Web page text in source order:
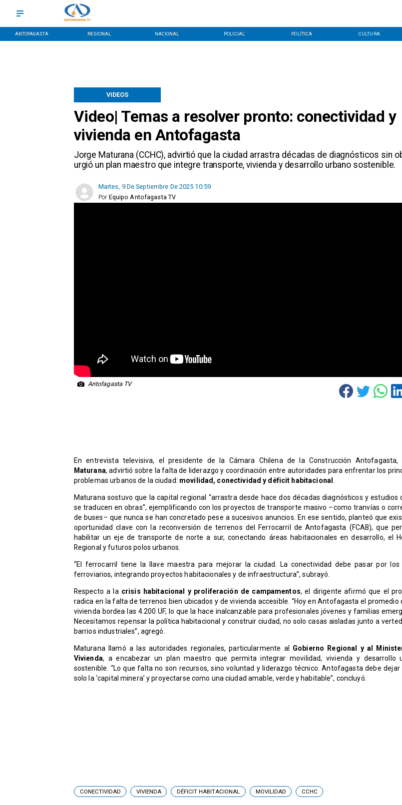
ANTOFAGASTA REGIONAL NACIONAL POLICIAL POLÍTICA CULTURA
Video| Temas a resolver pronto: conectividad y
vivienda en Antofagasta
​Jorge Maturana (CCHC), advirtió que la ciudad arrastra décadas de diagnósticos sin
urgió un plan maestro que integre transporte, vivienda y desarrollo urbano sostenible.
VIDEOS
Martes, 9 De Septiembre De 2025 10:59
Equipo Antofagasta TV
Por
Antofagasta TV
En entrevista televisiva, el presidente de la Cámara Chilena de la Construcción Antofagasta,
Maturana, advirtió sobre la falta de liderazgo y coordinación entre autoridades para enfrentar los
problemas urbanos de la ciudad: movilidad, conectividad y déficit habitacional.
Maturana sostuvo que la capital regional “arrastra desde hace dos décadas diagnósticos y estudios
se traducen en obras”, ejemplificando con los proyectos de transporte masivo –como tranvías o
de buses– que nunca se han concretado pese a sucesivos anuncios. En ese sentido, planteó que
oportunidad clave con la reconversión de terrenos del Ferrocarril de Antofagasta (FCAB), que
habilitar un eje de transporte de norte a sur, conectando áreas habitacionales en desarrollo, el
Regional y futuros polos urbanos.
“El ferrocarril tiene la llave maestra para mejorar la ciudad. La conectividad debe pasar por los
ferroviarios, integrando proyectos habitacionales y de infraestructura”, subrayó.
Respecto a la crisis habitacional y proliferación de campamentos, el dirigente afirmó que el
radica en la falta de terrenos bien ubicados y de vivienda accesible. “Hoy en Antofagasta el promedio
vivienda bordea las 4.200 UF, lo que la hace inalcanzable para profesionales jóvenes y familias
Necesitamos repensar la política habitacional y construir ciudad, no solo casas aisladas junto a
barrios industriales”, agregó.
Maturana llamó a las autoridades regionales, particularmente al Gobierno Regional y al
Vivienda, a encabezar un plan maestro que permita integrar movilidad, vivienda y desarrollo
sostenible. “Lo que falta no son recursos, sino voluntad y liderazgo técnico. Antofagasta debe dejar
solo la ‘capital minera’ y proyectarse como una ciudad amable, verde y habitable”, concluyó.
CONECTIVIDAD VIVIENDA DÉFICIT HABITACIONAL MOVILIDAD CCHC